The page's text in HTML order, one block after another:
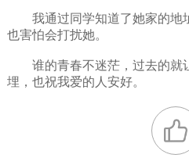
我通过同学知道了她家的地
也害怕会打扰她。
谁的青春不迷茫，过去的就
埋，也祝我爱的人安好。